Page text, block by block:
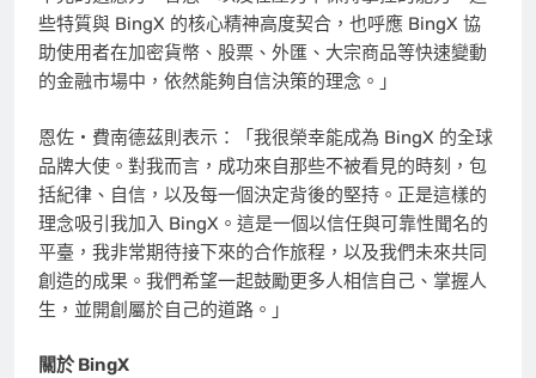
些特質與 BingX 的核心精神高度契合，也呼應 BingX 協
助使用者在加密貨幣、股票、外匯、大宗商品等快速變動
的金融市場中，依然能夠自信決策的理念。」
恩佐・費南德茲則表示：「我很榮幸能成為 BingX 的全球
品牌大使。對我而言，成功來自那些不被看見的時刻，包
括紀律、自信，以及每一個決定背後的堅持。正是這樣的
理念吸引我加入 BingX。這是一個以信任與可靠性聞名的
平臺，我非常期待接下來的合作旅程，以及我們未來共同
創造的成果。我們希望一起鼓勵更多人相信自己、掌握人
生，並開創屬於自己的道路。」
關於 BingX